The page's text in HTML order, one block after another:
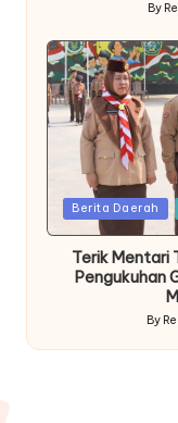
Posted
By
Posted
Berita Daerah
Terik Mentari
Pengukuhan
by
By